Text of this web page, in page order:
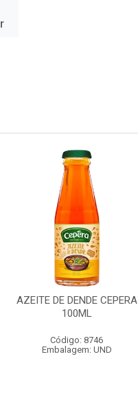
AZEITE DE DENDE CEPERA
100ML
Código: 8746
Embalagem: UND